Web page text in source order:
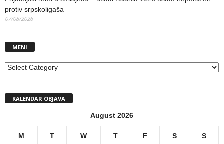
protiv srpskoligaša
07/08/2026
MENI
MENI
KALENDAR OBJAVA
August 2026
M T W T F S S